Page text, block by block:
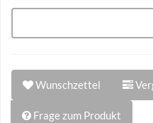
Wunschzettel
Frage zum Produkt